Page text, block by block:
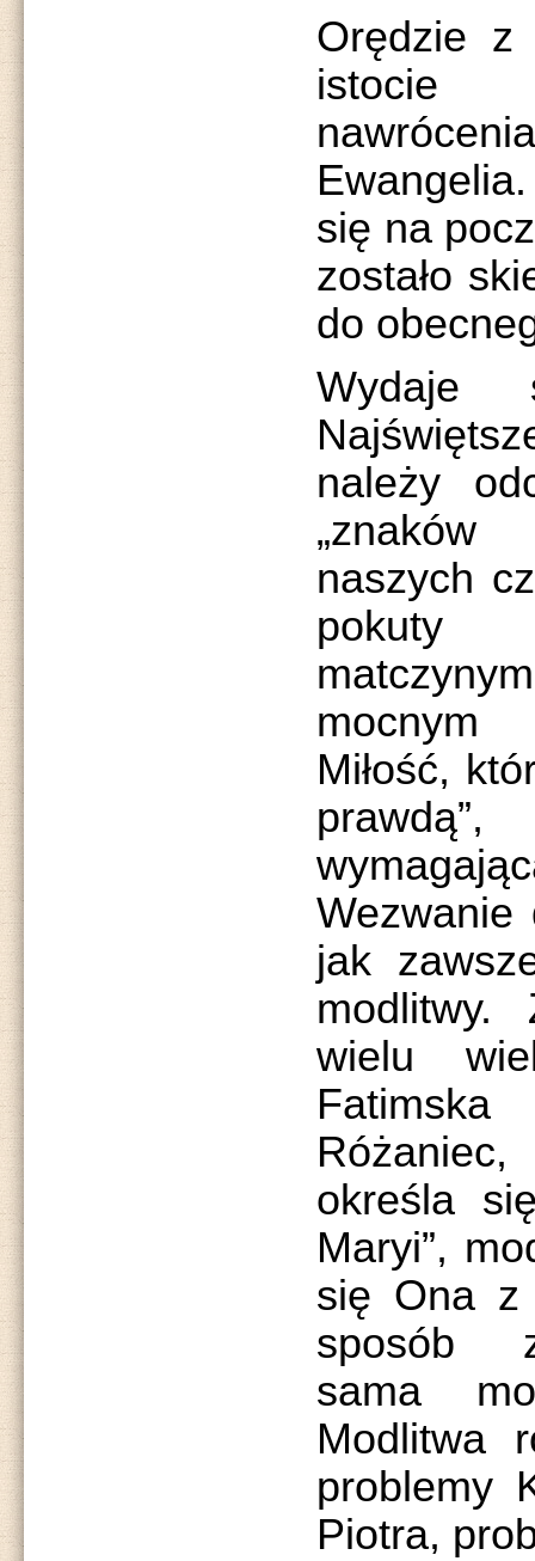
Orędzie
istocie
się na
zostało
do
Wydaje
należy
naszych
pokuty
mocnym
Miłość,
Wezwanie
jak
modlitwy.
wielu
określa
Maryi”,
się Ona z
sposób
sama
Modlitwa
problemy
Piotra,